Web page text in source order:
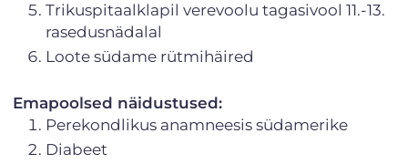
Trikuspitaalklapil verevoolu tagasivool 11.-13.
rasedusnädalal
Loote südame rütmihäired
Emapoolsed näidustused:
Perekondlikus anamneesis südamerike
Diabeet